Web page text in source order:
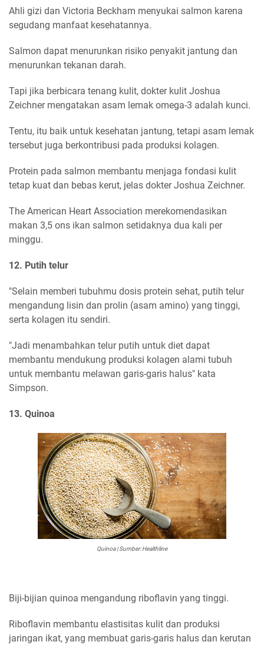
Ahli gizi dan Victoria Beckham menyukai salmon karena
segudang manfaat kesehatannya.
Salmon dapat menurunkan risiko penyakit jantung dan
menurunkan tekanan darah.
Tapi jika berbicara tenang kulit, dokter kulit Joshua
Zeichner mengatakan asam lemak omega-3 adalah kunci.
Tentu, itu baik untuk kesehatan jantung, tetapi asam lemak
tersebut juga berkontribusi pada produksi kolagen.
Protein pada salmon membantu menjaga fondasi kulit
tetap kuat dan bebas kerut, jelas dokter Joshua Zeichner.
The American Heart Association merekomendasikan
makan 3,5 ons ikan salmon setidaknya dua kali per
minggu.
12. Putih telur
"Selain memberi tubuhmu dosis protein sehat, putih telur
mengandung lisin dan prolin (asam amino) yang tinggi,
serta kolagen itu sendiri.
"Jadi menambahkan telur putih untuk diet dapat
membantu mendukung produksi kolagen alami tubuh
untuk membantu melawan garis-garis halus" kata
Simpson.
13. Quinoa
Quinoa | Sumber: Healthline
Biji-bijian quinoa mengandung riboflavin yang tinggi.
Riboflavin membantu elastisitas kulit dan produksi
jaringan ikat, yang membuat garis-garis halus dan kerutan